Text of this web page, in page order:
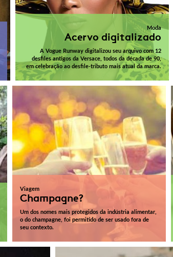
Moda
Acervo digitalizado
A Vogue Runway digitalizou seu arquivo com 12
desfiles antigos da Versace, todos da década de 90,
em celebração ao desfile-tributo mais atual da marca.
Viagem
Champagne?
Um dos nomes mais protegidos da indústria alimentar,
o do champagne, foi permitido de ser usado fora de
seu contexto.